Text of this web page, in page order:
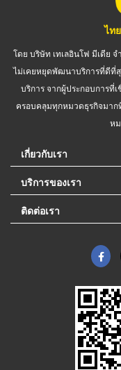
ไท
โดย บริษัท เทเลอินโฟ มีเดีย
ไม่เคยหยุดพัฒนาบริการที่ดีที่
บริการ จากผู้ประกอบการที่
ครอบคลุมทุกหมวดธุรกิจมาก
ห
เกี่ยวกับเรา
บริการของเรา
ติดต่อเรา